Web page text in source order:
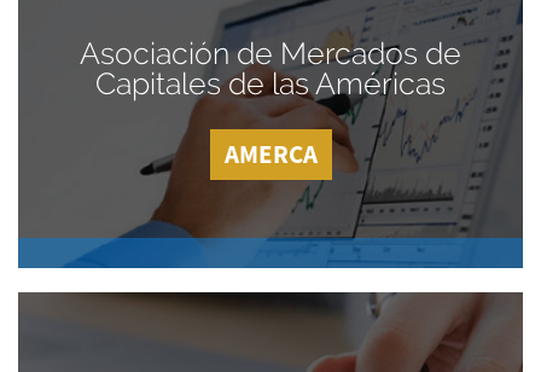
Asociación de Mercados de
Capitales de las Américas
AMERCA